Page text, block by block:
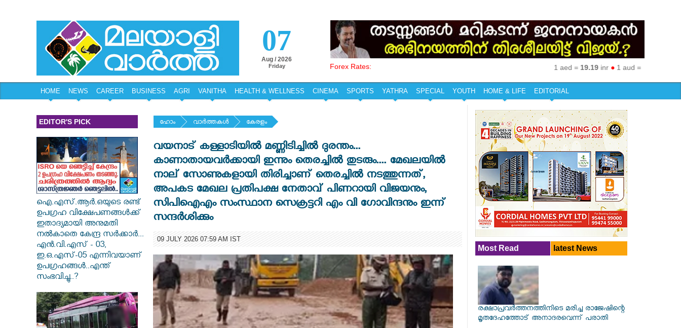
07
Aug / 2026
Friday Forex Rates: 1 aed =19.19inr● 1 aud =50.27
HOME NEWS CAREER BUSINESS AGRI VANITHA HEALTH & WELLNESS CINEMA SPORTS YATHRA SPECIAL YOUTH HOME & LIFE EDITORIAL
EDITOR'S PICK
ഐ.എസ്.ആർ.ഒയുടെ രണ്ട്
ഉപഗ്രഹ വിക്ഷേപണങ്ങൾക്ക്
ഇതാദ്യമായി അനുമതി
നൽകാതെ കേന്ദ്ര സർക്കാർ...
എൻ.വി.എസ് - 03,
ഇ.ഒ.എസ്-05 എന്നിവയാണ്
ഉപഗ്രഹങ്ങൾ..എന്ത്
സംഭവിച്ചു..?
ഹോം വാര്‍ത്തകള്‍ കേരളം
വയനാട് കള്ളാടിയിൽ മണ്ണിടിച്ചിൽ ദുരന്തം...
കാണാതായവർക്കായി ഇന്നും തെരച്ചിൽ തുടരും.... മേഖലയിൽ
നാല് സോണുകളായി തിരിച്ചാണ് തെരച്ചിൽ നടത്തുന്നത്,
അപകട മേഖല പ്രതിപക്ഷ നേതാവ് പിണറായി വിജയനും,
സിപിഐഎം സംസ്ഥാന സെക്രട്ടറി എം വി ഗോവിന്ദനും ഇന്ന്
സന്ദർശിക്കും
09 JULY 2026 07:59 AM IST
Most Read latest News
രക്ഷാപ്രവര്‍ത്തനത്തിനിടെ മരിച്ച രാജേഷിന്റെ
മൃതദേഹത്തോട് അനാദരവെന്ന് പരാതി